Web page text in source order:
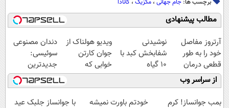
برچسب ها: جام جهانی ، مکزیک ، کانادا
مطالب پیشنهادی
آرتروز مفاصل
خود را به طور
قطعی درمان
کنید!
◗پرسش‌نامه◖
نوشیدنی
شفابخش کبد با
10 گیاه
موثر(تخفیف تا
امشب)
ویدیو هولناک از
جوان کارتن
خوابی که
میلیاردر شد.
آموزش رایگان
دندان مصنوعی
سوئیسی:
جدیدترین
فناوری اروپا،
سبک و مقاوم |
پرداخت قسطی
از سراسر وب
بمب جوانساز! کرم
خودتم باورت نمیشه
با جوانساز جلبک عید